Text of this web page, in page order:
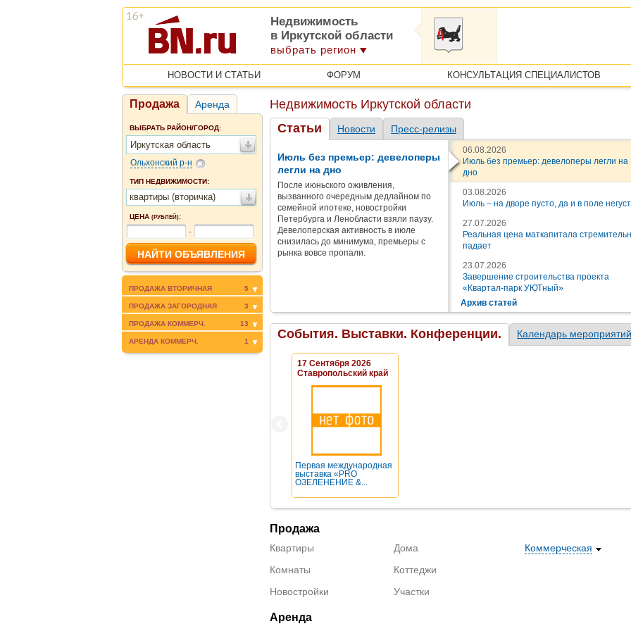
Недвижимость
в Иркутской области
выбрать регион
НОВОСТИ И СТАТЬИ ФОРУМ КОНСУЛЬТАЦИЯ СПЕЦИАЛИСТОВ
Продажа Аренда
ВЫБРАТЬ РАЙОН/ГОРОД:
Иркутская область
Ольхонский р-н
ТИП НЕДВИЖИМОСТИ:
квартиры (вторичка)
ЦЕНА (РУБЛЕЙ):
-
ПРОДАЖА ВТОРИЧНАЯ 5
ПРОДАЖА ЗАГОРОДНАЯ 3
ПРОДАЖА КОММЕРЧ. 13
АРЕНДА КОММЕРЧ. 1
Недвижимость Иркутской области
Статьи
Новости Пресс-релизы
Июль без премьер: девелоперы
легли на дно
После июньского оживления,
вызванного очередным дедлайном по
семейной ипотеке, новостройки
Петербурга и Ленобласти взяли паузу.
Девелоперская активность в июле
снизилась до минимума, премьеры с
рынка вовсе пропали.
06.08.2026
Июль без премьер: девелоперы легли на
дно
03.08.2026
Июль – на дворе пусто, да и в поле
27.07.2026
Реальная цена маткапитала
падает
23.07.2026
Завершение строительства проекта
«Квартал-парк УЮТный»
Архив статей
События. Выставки. Конференции. Календарь мероприятий
17 Сентября 2026
Ставропольский край
Первая международная
выставка «PRO
ОЗЕЛЕНЕНИЕ &...
Продажа
Квартиры
Комнаты
Новостройки
Дома
Коттеджи
Участки
Коммерческая
Аренда